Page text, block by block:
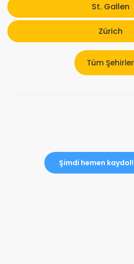
St. Gallen
Zürich
Tüm Şehirler
Şimdi hemen kaydol!